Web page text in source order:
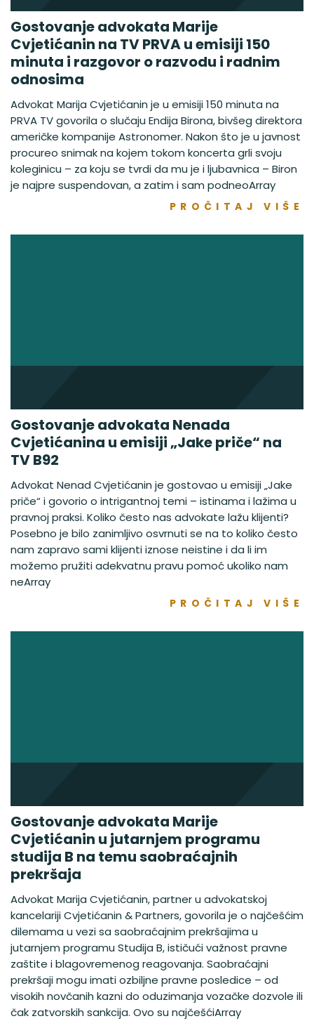
Gostovanje advokata Marije
Cvjetićanin na TV PRVA u emisiji 150
minuta i razgovor o razvodu i radnim
odnosima
Advokat Marija Cvjetićanin je u emisiji 150 minuta na
PRVA TV govorila o slučaju Endija Birona, bivšeg direktora
američke kompanije Astronomer. Nakon što je u javnost
procureo snimak na kojem tokom koncerta grli svoju
koleginicu – za koju se tvrdi da mu je i ljubavnica – Biron
je najpre suspendovan, a zatim i sam podneoArray
PROČITAJ VIŠE
Gostovanje advokata Nenada
Cvjetićanina u emisiji „Jake priče“ na
TV B92
Advokat Nenad Cvjetićanin je gostovao u emisiji „Jake
priče“ i govorio o intrigantnoj temi – istinama i lažima u
pravnoj praksi. Koliko često nas advokate lažu klijenti?
Posebno je bilo zanimljivo osvrnuti se na to koliko često
nam zapravo sami klijenti iznose neistine i da li im
možemo pružiti adekvatnu pravu pomoć ukoliko nam
neArray
PROČITAJ VIŠE
Gostovanje advokata Marije
Cvjetićanin u jutarnjem programu
studija B na temu saobraćajnih
prekršaja
Advokat Marija Cvjetićanin, partner u advokatskoj
kancelariji Cvjetićanin & Partners, govorila je o najčešćim
dilemama u vezi sa saobraćajnim prekršajima u
jutarnjem programu Studija B, ističući važnost pravne
zaštite i blagovremenog reagovanja. Saobraćajni
prekršaji mogu imati ozbiljne pravne posledice – od
visokih novčanih kazni do oduzimanja vozačke dozvole ili
čak zatvorskih sankcija. Ovo su najčešćiArray